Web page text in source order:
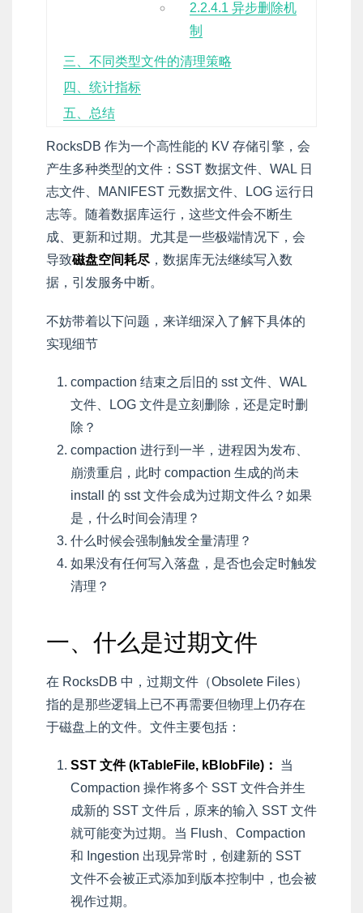
2.2.4.1 异步删除机
制
三、不同类型文件的清理策略
四、统计指标
五、总结
RocksDB 作为一个高性能的 KV 存储引擎，会
产生多种类型的文件：SST 数据文件、WAL 日
志文件、MANIFEST 元数据文件、LOG 运行日
志等。随着数据库运行，这些文件会不断生
成、更新和过期。尤其是一些极端情况下，会
导致磁盘空间耗尽，数据库无法继续写入数
据，引发服务中断。
不妨带着以下问题，来详细深入了解下具体的
实现细节
compaction 结束之后旧的 sst 文件、WAL
文件、LOG 文件是立刻删除，还是定时删
除？
compaction 进行到一半，进程因为发布、
崩溃重启，此时 compaction 生成的尚未
install 的 sst 文件会成为过期文件么？如果
是，什么时间会清理？
什么时候会强制触发全量清理？
如果没有任何写入落盘，是否也会定时触发
清理？
一、什么是过期文件
在 RocksDB 中，过期文件（Obsolete Files）
指的是那些逻辑上已不再需要但物理上仍存在
于磁盘上的文件。文件主要包括：
SST 文件 (kTableFile, kBlobFile)：
当
Compaction 操作将多个 SST 文件合并生
成新的 SST 文件后，原来的输入 SST 文件
就可能变为过期。当 Flush、Compaction
和 Ingestion 出现异常时，创建新的 SST
文件不会被正式添加到版本控制中，也会被
视作过期。